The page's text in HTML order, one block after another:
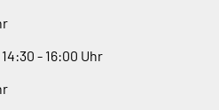
- 16:00 Uhr